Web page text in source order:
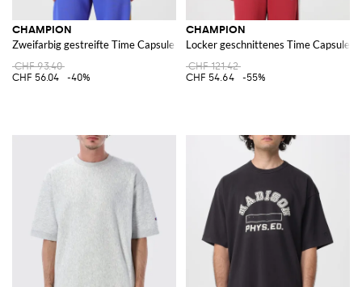
CHAMPION
Zweifarbig gestreifte Time Capsule Trainingsjacke aus Acetat mit
CHF 93.40
CHF 56.04
-40%
CHAMPION
Locker geschnittenes Time Capsule
CHF 121.42
CHF 54.64
-55%